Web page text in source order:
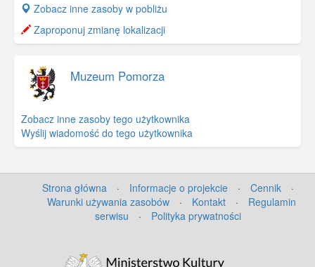
+
−
Zobacz inne zasoby w pobliżu
Zaproponuj zmianę lokalizacji
Muzeum Pomorza
Zobacz inne zasoby tego użytkownika
Wyślij wiadomość do tego użytkownika
Strona główna · Informacje o projekcie · Cennik
·
Warunki używania zasobów
· Kontakt ·
Regulamin
serwisu
· Polityka prywatności